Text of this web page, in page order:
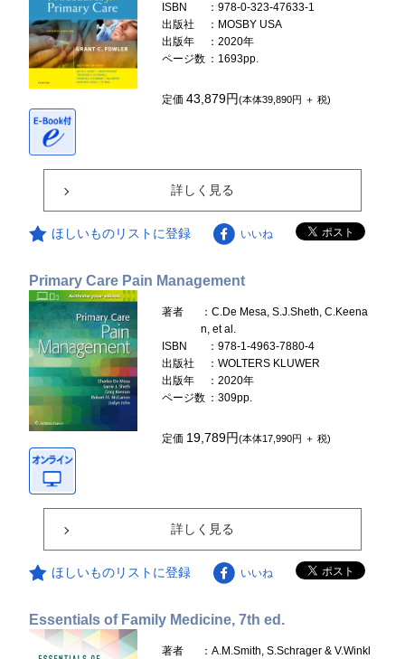
ISBN
：978-0-323-47633-1
出版社
：MOSBY USA
出版年
：2020年
ページ数 ：1693pp.
定価43,879円(本体39,890円 ＋ 税)
詳しく見る
ほしいものリストに登録 いいね
Primary Care Pain Management
著者
：C.De Mesa, S.J.Sheth, C.Keena
n, et al.
ISBN
：978-1-4963-7880-4
出版社
：WOLTERS KLUWER
出版年
：2020年
ページ数 ：309pp.
定価 19,789円(本体17,990円 ＋ 税)
詳しく見る
ほしいものリストに登録 いいね
Essentials of Family Medicine, 7th ed.
著者
：A.M.Smith, S.Schrager & V.Winkl